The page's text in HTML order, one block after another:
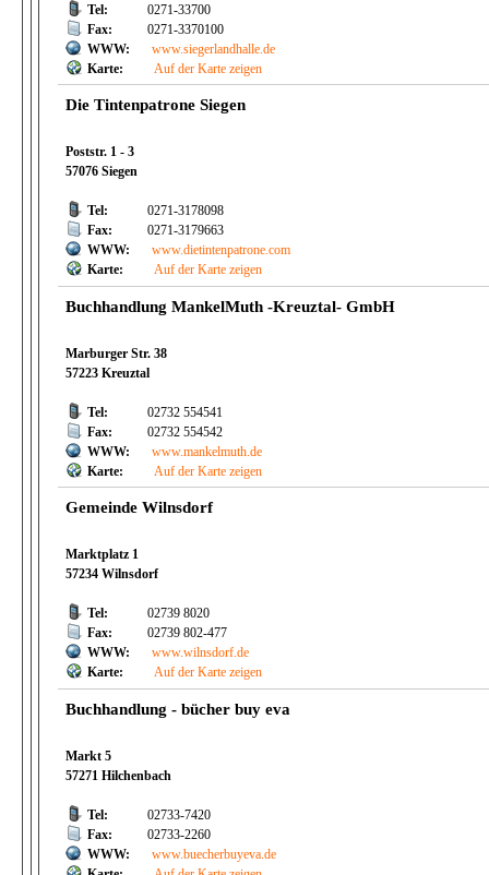
Tel:
0271-33700
Fax:
0271-3370100
WWW:
www.siegerlandhalle.de
Karte:
Auf der Karte zeigen
Die Tintenpatrone Siegen
Poststr. 1 - 3
57076 Siegen
Tel:
0271-3178098
Fax:
0271-3179663
WWW:
www.dietintenpatrone.com
Karte:
Auf der Karte zeigen
Buchhandlung MankelMuth -Kreuztal- GmbH
Marburger Str. 38
57223 Kreuztal
Tel:
02732 554541
Fax:
02732 554542
WWW:
www.mankelmuth.de
Karte:
Auf der Karte zeigen
Gemeinde Wilnsdorf
Marktplatz 1
57234 Wilnsdorf
Tel:
02739 8020
Fax:
02739 802-477
WWW:
www.wilnsdorf.de
Karte:
Auf der Karte zeigen
Buchhandlung - bücher buy eva
Markt 5
57271 Hilchenbach
Tel:
02733-7420
Fax:
02733-2260
WWW:
www.buecherbuyeva.de